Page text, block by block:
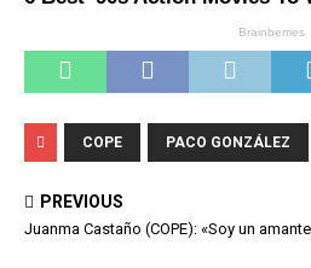
COPE PACO GONZÁLEZ
PREVIOUS
Juanma Castaño (COPE): «Soy un